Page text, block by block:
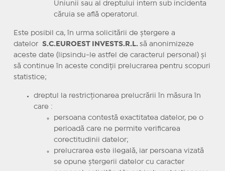
Uniunii sau al dreptului intern sub incidenta
căruia se află operatorul.
Este posibil ca, în urma solicitării de ştergere a
datelor S.C.EUROEST INVESTS.R.L. să anonimizeze
aceste date (lipsindu-le astfel de caracterul personal) şi
să continue în aceste condiţii prelucrarea pentru scopuri
statistice;
dreptul la restricţionarea prelucrării în măsura în
care :
persoana contestă exactitatea datelor, pe o
perioadă care ne permite verificarea
corectitudinii datelor;
prelucrarea este ilegală, iar persoana vizată
se opune ştergerii datelor cu caracter